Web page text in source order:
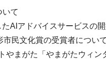
いて
AIアドバイスサービスの
民文化賞の受賞者について
やまがた「やまがたウィ